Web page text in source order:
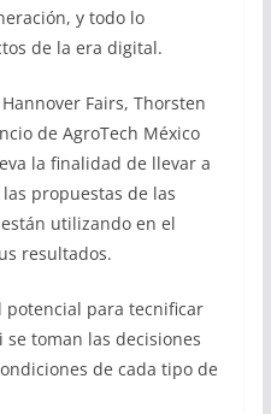
y todo lo
de la era digital.
Fairs, Thorsten
de AgroTech México
la finalidad de llevar a
propuestas de las
utilizando en el
resultados.
potencial para tecnificar
toman las decisiones
de cada tipo de